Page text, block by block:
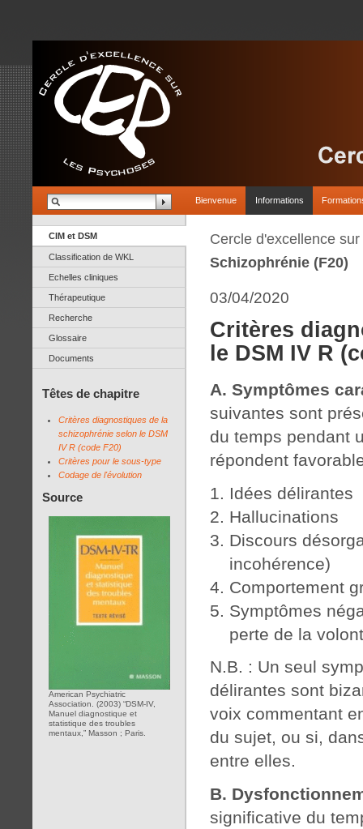
Bienvenue Informations
CIM et DSM
Classification de WKL
Echelles cliniques
Thérapeutique
Recherche
Glossaire
Documents
Têtes de chapitre
Critères diagnostiques de la
schizophrénie selon le DSM
IV R (code F20)
Critères pour le sous-type
Codage de l'évolution
Source
American Psychiatric
Association. (2003) “DSM-IV,
Manuel diagnostique et
statistique des troubles
mentaux,” Masson ; Paris.
Cercle d'excellence
Schizophrénie (F20)
03/04/2020
Critères
le DSM IV R
A. Symptômes
suivantes sont
du temps pendant
répondent
Idées délirantes
Hallucinations
Discours
incohérence)
Comportement
Symptômes
perte de la
N.B. : Un seul
délirantes sont
voix commentant
du sujet, ou si,
entre elles.
B.
significative du